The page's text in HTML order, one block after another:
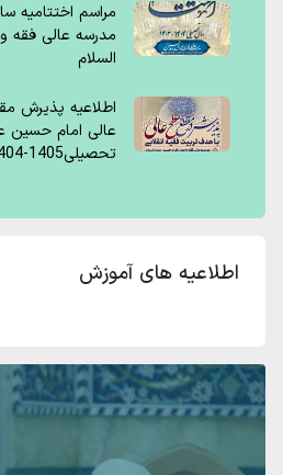
مدرسه عالی فقه
السلام
اطلاعیه پذیرش
عالی امام حسین
تحصیلی1405-1404
اطلاعیه های آموزش